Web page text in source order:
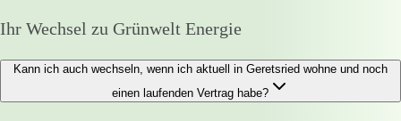
Ihr Wechsel zu Grünwelt Energie
Kann ich auch wechseln, wenn ich aktuell in Geretsried wohne und noch
einen laufenden Vertrag habe?